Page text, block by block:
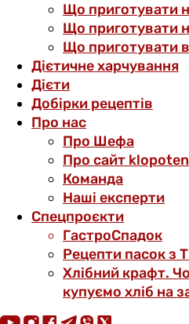
Що приготувати
Що приготувати
Що приготувати
Дієтичне харчування
Дієти
Добірки рецептів
Про нас
Про Шефа
Про сайт
Команда
Наші експерти
Спецпроєкти
ГастроСпадок
Рецепти пасок з
Хлібний крафт.
купуємо хліб на